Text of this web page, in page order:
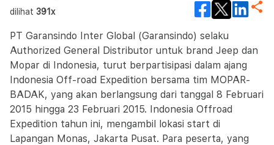
dilihat 391x
PT Garansindo Inter Global (Garansindo) selaku
Authorized General Distributor untuk brand Jeep dan
Mopar di Indonesia, turut berpartisipasi dalam ajang
Indonesia Off-road Expedition bersama tim MOPAR-
BADAK, yang akan berlangsung dari tanggal 8 Februari
2015 hingga 23 Februari 2015. Indonesia Offroad
Expedition tahun ini, mengambil lokasi start di
Lapangan Monas, Jakarta Pusat. Para peserta, yang